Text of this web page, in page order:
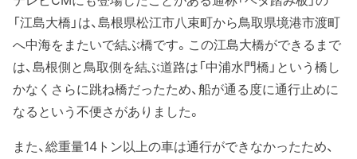
「江島大橋」は、島根県松江市八束町から鳥取県境港市渡町
へ中海をまたいで結ぶ橋です。この江島大橋ができるまで
は、島根側と鳥取側を結ぶ道路は「中浦水門橋」という橋し
かなくさらに跳ね橋だったため、船が通る度に通行止めに
なるという不便さがありました。
また、総重量14トン以上の車は通行ができなかったため、